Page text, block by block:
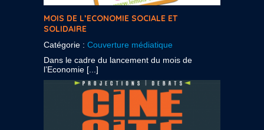
MOIS DE L’ECONOMIE SOCIALE ET
SOLIDAIRE
Catégorie : Couverture médiatique
Dans le cadre du lancement du mois de
l’Economie [...]